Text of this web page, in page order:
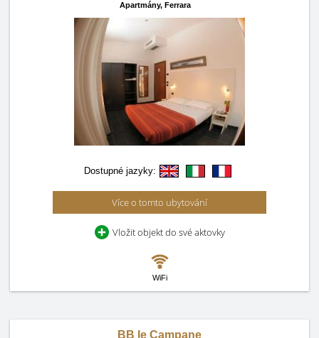
Apartmány, Ferrara
Dostupné jazyky:
Více o tomto ubytování
Vložit objekt do své aktovky
WiFi
BB le Campane